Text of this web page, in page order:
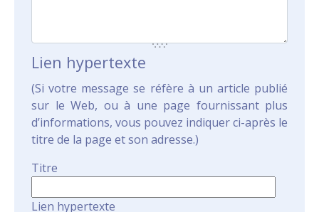
Lien hypertexte
(Si votre message se réfère à un article publié
sur le Web, ou à une page fournissant plus
d’informations, vous pouvez indiquer ci-après le
titre de la page et son adresse.)
Titre
Lien hypertexte